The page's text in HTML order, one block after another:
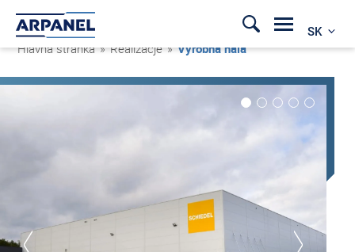
SK
Hlavná stránka » Realizacje »Výrobná hala